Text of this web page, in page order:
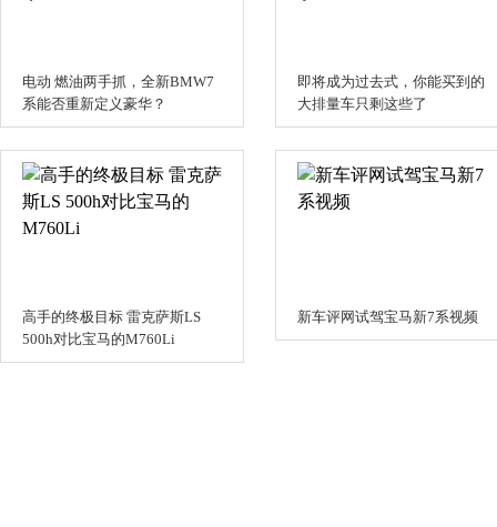
电动 燃油两手抓，全新BMW7
系能否重新定义豪华？
即将成为过去式，你能买到的
大排量车只剩这些了
高手的终极目标 雷克萨斯LS
500h对比宝马的M760Li
新车评网试驾宝马新7系视频